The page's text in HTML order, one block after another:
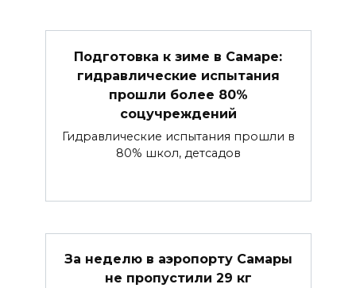
Подготовка к зиме в Самаре:
гидравлические испытания
прошли более 80%
соцучреждений
Гидравлические испытания прошли в
80% школ, детсадов
За неделю в аэропорту Самары
не пропустили 29 кг